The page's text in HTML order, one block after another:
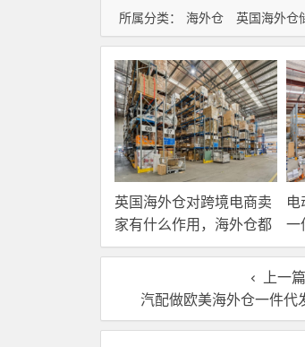
所属分类： 海外仓 英国海外仓
英国海外仓对跨境电商卖
家有什么作用，海外仓都
有哪些核心服务？
电
一
选
上一篇
汽配做欧美海外仓一件代